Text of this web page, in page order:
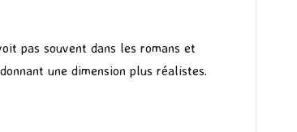
pas souvent dans les romans et
une dimension plus réalistes.